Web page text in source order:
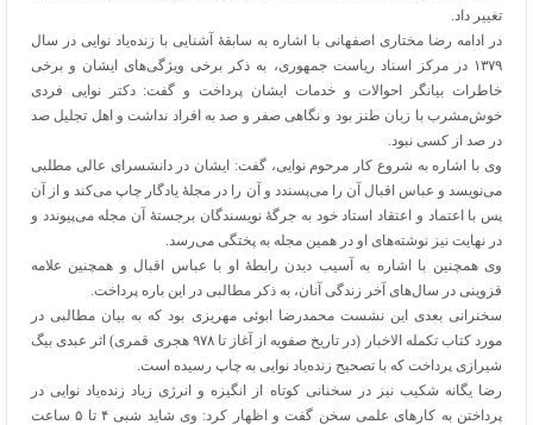
تغییر داد.
در ادامه رضا مختاری اصفهانی با اشاره به سابقۀ آشنایی با زنده‌یاد نوایی در سال
۱۳۷۹ در مرکز اسناد ریاست جمهوری، به ذکر برخی ویژگی‌های ایشان و برخی
خاطرات بیانگر احوالات و خدمات ایشان پرداخت و گفت: دکتر نوایی فردی
خوش‌مشرب با زبان طنز بود و نگاهی صفر و صد به افراد نداشت و اهل تجلیل صد
در صد از کسی نبود.
وی با اشاره به شروع کار مرحوم نوایی، گفت: ایشان در دانشسرای عالی مطلبی
می‌نویسد و عباس اقبال آن را می‌پسندد و آن را در مجلۀ یادگار چاپ می‌کند و از آن
پس با اعتماد و اعتقاد استاد خود به جرگۀ نویسندگان برجستۀ آن مجله می‌پیوندد و
در نهایت نیز نوشته‌های او در همین مجله به پختگی می‌رسد.
وی همچنین با اشاره به آسیب دیدن رابطۀ او با عباس اقبال و همچنین علامه
قزوینی در سال‌های آخر زندگی آنان، به ذکر مطالبی در این باره پرداخت.
سخنرانی بعدی این نشست محمدرضا ابوئی مهریزی بود که به بیان مطالبی در
مورد کتاب تکمله الاخبار (در تاریخ صفویه از آغاز تا ۹۷۸ هجری قمری) اثر عبدی بیگ
شیرازی پرداخت که با تصحیح زنده‌یاد نوایی به چاپ رسیده است.
رضا یگانه شکیب نیز در سخنانی کوتاه از انگیزه و انرژی زیاد زنده‌یاد نوایی در
پرداختن به کارهای علمی سخن گفت و اظهار کرد: وی شاید شبی ۴ تا ۵ ساعت